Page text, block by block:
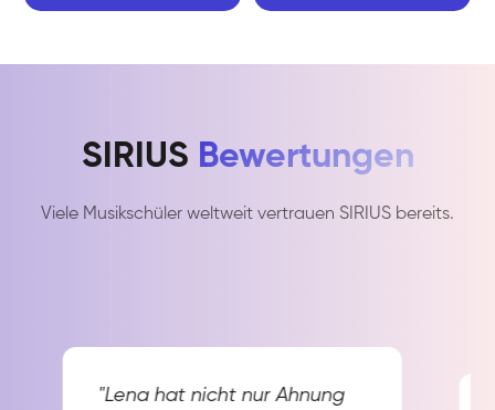
SIRIUS Bewertungen
Viele Musikschüler weltweit vertrauen SIRIUS bereits.
"Lena hat nicht nur Ahnung